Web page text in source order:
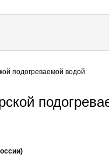
подогреваемой водой